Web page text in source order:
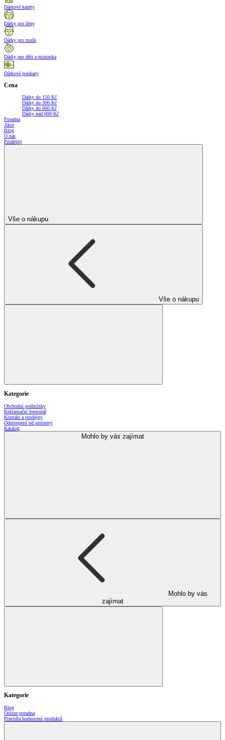
Dárkové kazety
Dárky pro ženy
Dárky pro muže
Dárky pro děti a minimka
Dárkové poukazy
Cena
Dárky do 150 Kč
Dárky do 300 Kč
Dárky do 600 Kč
Dárky nad 600 Kč
Poradna
Akce
Blog
O nás
Prodejny
Vše o nákupu
Vše o nákupu
Kategorie
Obchodní podmínky
Reklamační formulář
Kontakt a prodejny
Odstoupení od smlouvy
Katalog
Mohlo by vás zajímat
Mohlo by vás
zajímat
Kategorie
Blog
Online poradna
Pravidla hodnocení produktů